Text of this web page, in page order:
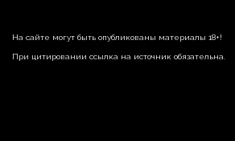
На сайте могут быть опубликованы материалы 18+!
При цитировании ссылка на источник обязательна.